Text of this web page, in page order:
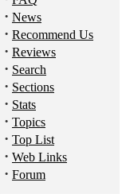
· News
· Recommend Us
· Reviews
· Search
· Sections
· Stats
· Topics
· Top List
· Web Links
· Forum